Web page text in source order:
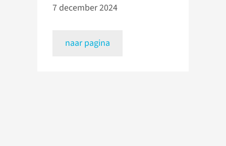
7 december 2024
naar pagina